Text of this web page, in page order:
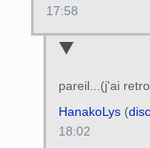
17:58
pareil...(j'ai
HanakoLys(
18:02